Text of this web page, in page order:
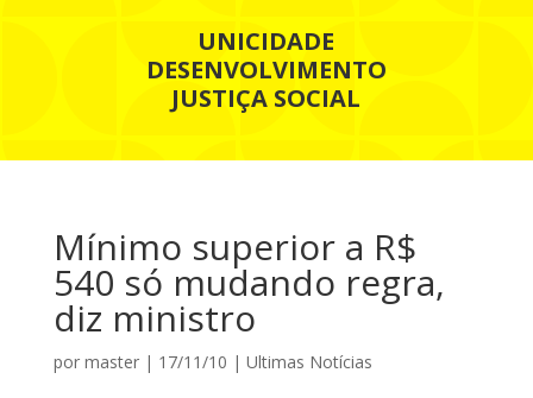
UNICIDADE
DESENVOLVIMENTO
JUSTIÇA SOCIAL
Mínimo superior a R$
540 só mudando regra,
diz ministro
por master| 17/11/10 | Ultimas Notícias